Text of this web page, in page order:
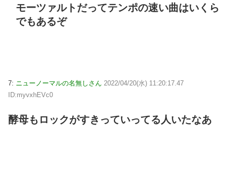
モーツァルトだってテンポの速い曲はいくら
でもあるぞ
7: ニューノーマルの名無しさん 2022/04/20(水) 11:20:17.47
ID:myvxhEVc0
酵母もロックがすきっていってる人いたなあ